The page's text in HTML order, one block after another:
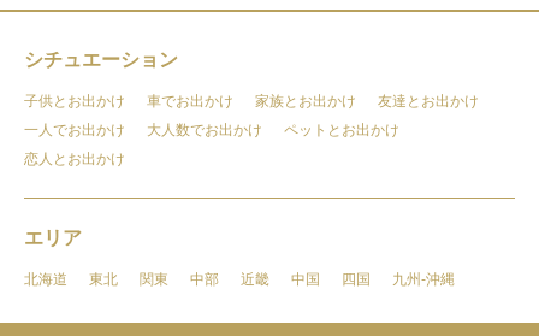
シチュエーション
子供とお出かけ 車でお出かけ 家族とお出かけ
友達とお出かけ
一人でお出かけ
大人数でお出かけ
ペットとお出かけ
恋人とお出かけ
エリア
北海道 東北 関東 中部 近畿 中国 四国 九州-沖縄